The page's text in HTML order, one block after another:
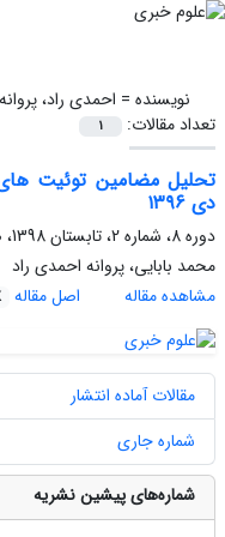
نویسنده = احمدی راد، پروانه
تعداد مقالات:
1
تحلیل مضامین توئیت
دی ۱۳۹۶
دوره 8، شماره 2، تابستان 1398، صفحه
محمد بابایی، پروانه احمدی راد
مشاهده مقاله
اصل مقاله
مقالات آماده انتشار
شماره جاری
شماره‌های پیشین نشریه